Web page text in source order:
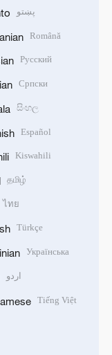
پښتو
Română
Русский
Српски
සිංහල
Español
Kiswahili
தமிழ்
ไทย
Türkçe
Українська
اردو
Tiếng Việt